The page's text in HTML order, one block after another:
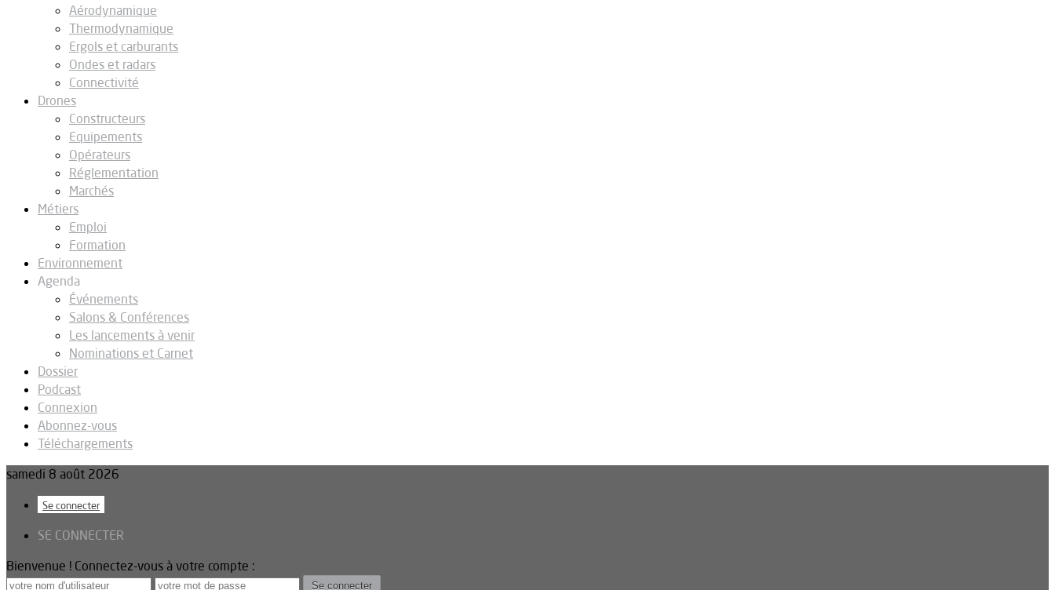
Aérodynamique
Thermodynamique
Ergols et carburants
Ondes et radars
Connectivité
Drones
Constructeurs
Equipements
Opérateurs
Réglementation
Marchés
Métiers
Emploi
Formation
Environnement
Agenda
Événements
Salons & Conférences
Les lancements à venir
Nominations et Carnet
Dossier
Podcast
Connexion
Abonnez-vous
Téléchargements
samedi 8 août 2026
Se connecter
SE CONNECTER
Bienvenue ! Connectez-vous à votre compte :